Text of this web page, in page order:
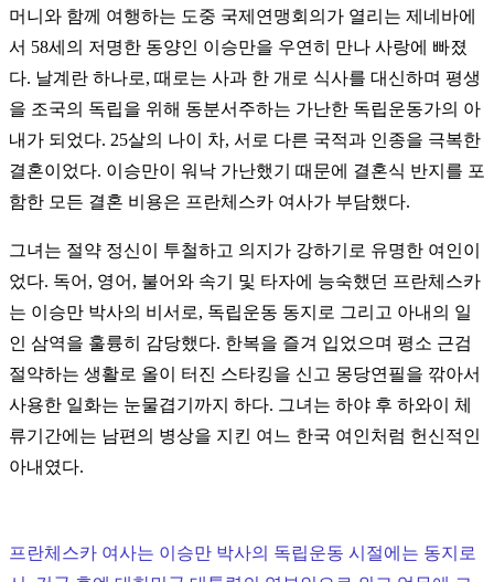
머니와 함께 여행하는 도중 국제연맹회의가 열리는 제네바에
서 58세의 저명한 동양인 이승만을 우연히 만나 사랑에 빠졌
다. 날계란 하나로, 때로는 사과 한 개로 식사를 대신하며 평생
을 조국의 독립을 위해 동분서주하는 가난한 독립운동가의 아
내가 되었다. 25살의 나이 차, 서로 다른 국적과 인종을 극복한
결혼이었다. 이승만이 워낙 가난했기 때문에 결혼식 반지를 포
함한 모든 결혼 비용은 프란체스카 여사가 부담했다.
그녀는 절약 정신이 투철하고 의지가 강하기로 유명한 여인이
었다. 독어, 영어, 불어와 속기 및 타자에 능숙했던 프란체스카
는 이승만 박사의 비서로, 독립운동 동지로 그리고 아내의 일
인 삼역을 훌륭히 감당했다. 한복을 즐겨 입었으며 평소 근검
절약하는 생활로 올이 터진 스타킹을 신고 몽당연필을 깎아서
사용한 일화는 눈물겹기까지 하다. 그녀는 하야 후 하와이 체
류기간에는 남편의 병상을 지킨 여느 한국 여인처럼 헌신적인
아내였다.
프란체스카 여사는 이승만 박사의 독립운동 시절에는 동지로